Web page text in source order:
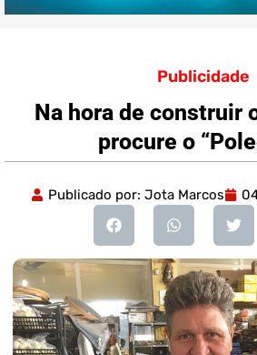
Publicidade
Na hora de construir
procure o
Publicado por: Jota Marcos